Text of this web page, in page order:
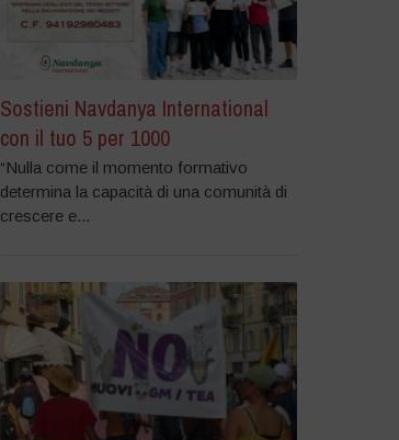
Sostieni Navdanya International
con il tuo 5 per 1000
“Nulla come il momento formativo
determina la capacità di una comunità di
crescere e...